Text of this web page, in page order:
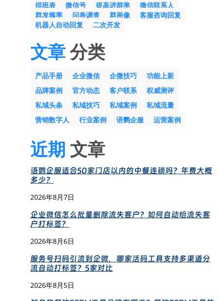
排班表 微信号 提高进群率
微信联系人
群发频率
问卷调查 群画像
客服咨询回复
机器人自动回复
二次开发
文章分类
产品手册 企业微信 企微技巧
功能上新
品牌案例
官方动态 客户联系
权威测评
私域头条
私域技巧 私域案例
私域流量
营销数字人
行业案例 语鹦企服 运营案例
近期 文章
语鹦企服适合50家门店以内的中餐连锁吗？年费大概
多少？
2026年8月7日
企业微信怎么批量删除流失客户？如何自动给流失客
户打标签？
2026年8月6日
服务号扫码引流到企微，哪家活码工具支持多渠道分
流自动打标签？5家对比
2026年8月5日